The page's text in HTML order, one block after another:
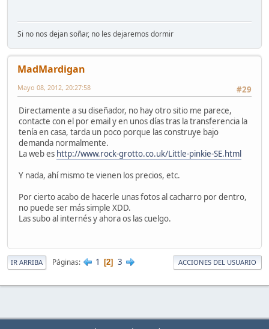
Si no nos dejan soñar, no les dejaremos dormir
MadMardigan
#29
Mayo 08, 2012, 20:27:58
Directamente a su diseñador, no hay otro sitio me parece,
contacte con el por email y en unos días tras la transferencia la
tenía en casa, tarda un poco porque las construye bajo
demanda normalmente.
La web es http://www.rock-grotto.co.uk/Little-pinkie-SE.html
Y nada, ahí mismo te vienen los precios, etc.
Por cierto acabo de hacerle unas fotos al cacharro por dentro,
no puede ser más simple XDD.
Las subo al internés y ahora os las cuelgo.
IR ARRIBA Páginas 1 2 3 ACCIONES DEL USUARIO